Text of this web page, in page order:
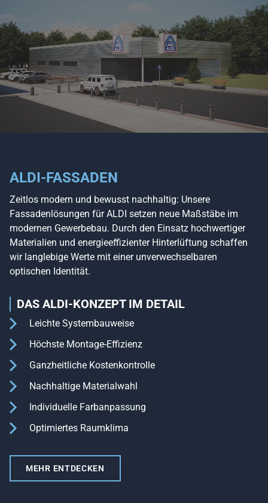
ALDI-FASSADEN
Zeitlos modern und bewusst nachhaltig: Unsere
Fassadenlösungen für ALDI setzen neue Maßstäbe im
modernen Gewerbebau. Durch den Einsatz hochwertiger
Materialien und energieeffizienter Hinterlüftung schaffen
wir langlebige Werte mit einer unverwechselbaren
optischen Identität.
DAS ALDI-KONZEPT IM DETAIL
Leichte Systembauweise
Höchste Montage-Effizienz
Ganzheitliche Kostenkontrolle
Nachhaltige Materialwahl
Individuelle Farbanpassung
Optimiertes Raumklima
MEHR ENTDECKEN